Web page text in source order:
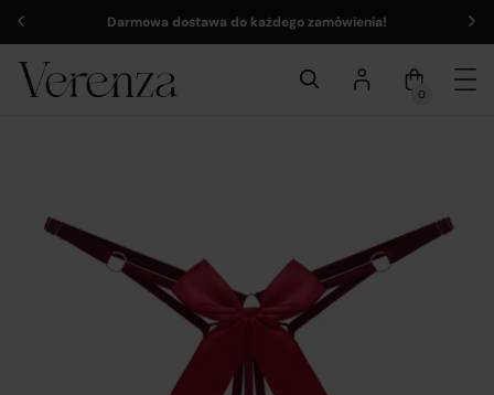
Darmowa dostawa do każdego zamówienia!
0